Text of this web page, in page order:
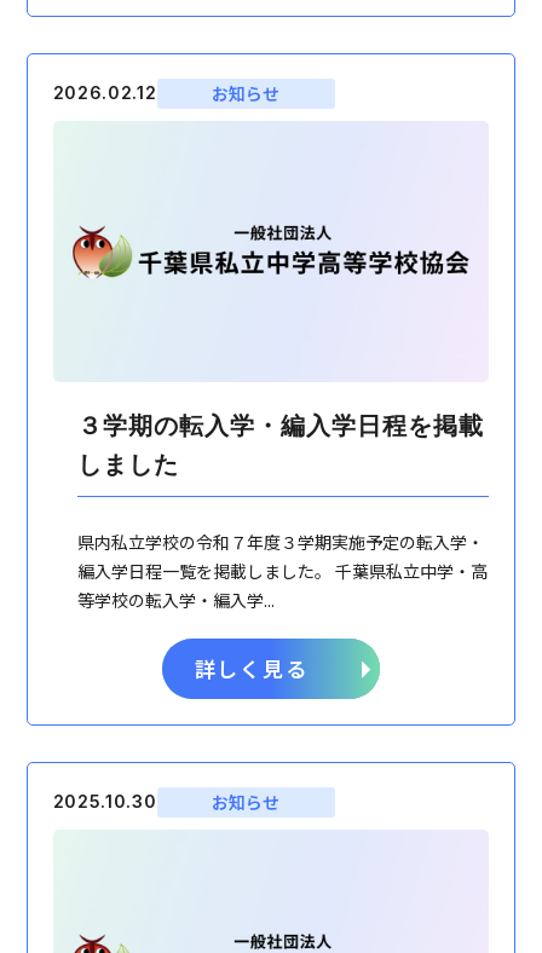
2026.02.12 お知らせ
３学期の転入学・編入学日程を掲載
しました
県内私立学校の令和７年度３学期実施予定の転入学・
編入学日程一覧を掲載しました。 千葉県私立中学・高
等学校の転入学・編入学...
詳しく見る
2025.10.30 お知らせ